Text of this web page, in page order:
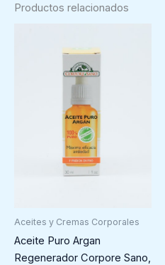
Productos relacionados
Aceites y Cremas Corporales
Aceite Puro Argan
Regenerador Corpore Sano,